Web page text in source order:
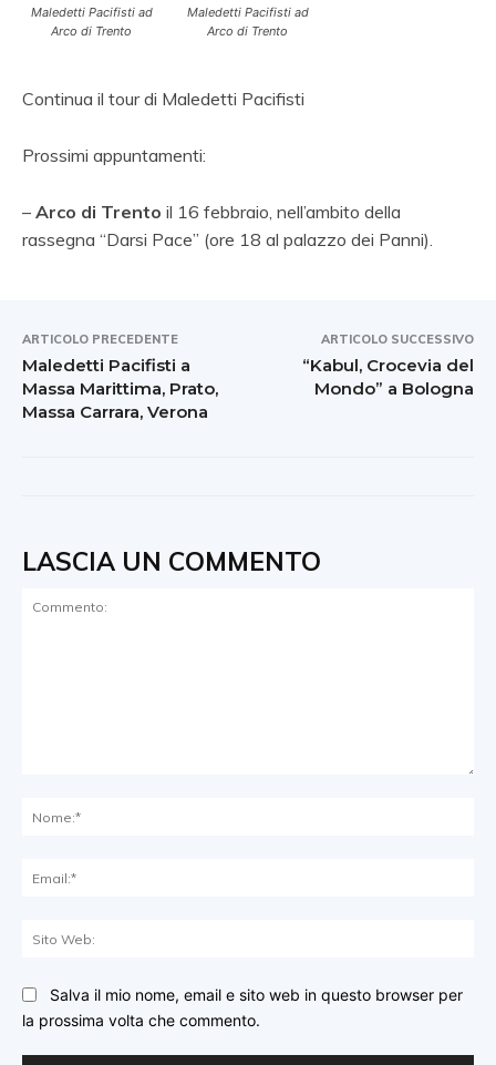
Maledetti Pacifisti ad
Arco di Trento
Maledetti Pacifisti ad
Arco di Trento
Continua il tour di Maledetti Pacifisti
Prossimi appuntamenti:
– Arco di Trento il 16 febbraio, nell’ambito della
rassegna “Darsi Pace” (ore 18 al palazzo dei Panni).
ARTICOLO PRECEDENTE
Maledetti Pacifisti a
Massa Marittima, Prato,
Massa Carrara, Verona
ARTICOLO SUCCESSIVO
“Kabul, Crocevia del
Mondo” a Bologna
LASCIA UN COMMENTO
Salva il mio nome, email e sito web in questo browser per
la prossima volta che commento.